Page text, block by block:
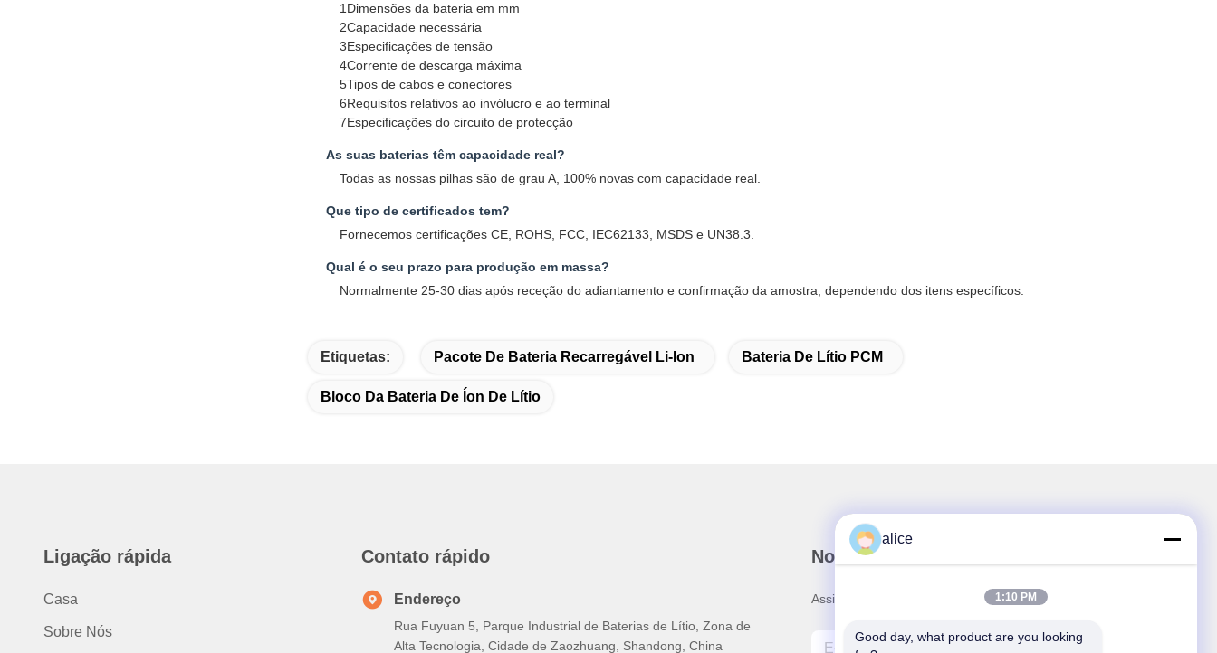
1Dimensões da bateria em mm
2Capacidade necessária
3Especificações de tensão
4Corrente de descarga máxima
5Tipos de cabos e conectores
6Requisitos relativos ao invólucro e ao terminal
7Especificações do circuito de protecção
As suas baterias têm capacidade real?
Todas as nossas pilhas são de grau A, 100% novas com capacidade real.
Que tipo de certificados tem?
Fornecemos certificações CE, ROHS, FCC, IEC62133, MSDS e UN38.3.
Qual é o seu prazo para produção em massa?
Normalmente 25-30 dias após receção do adiantamento e confirmação da amostra, dependendo dos itens específicos.
Etiquetas: Pacote De Bateria Recarregável Li-Ion Bateria De Lítio PCM
Bloco Da Bateria De Íon De Lítio
Ligação rápida
Casa
Sobre Nós
Contato rápido
Endereço
Rua Fuyuan 5, Parque Industrial de Baterias de Lítio, Zona de
Alta Tecnologia, Cidade de Zaozhuang, Shandong, China
Nosso boletim informativo
Assine nossa newsletter para descontos e muito mais.
alice
1:10 PM
Good day, what product are you looking